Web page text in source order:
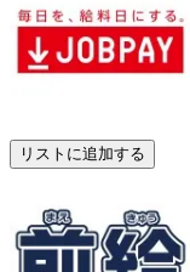
リストに追加する